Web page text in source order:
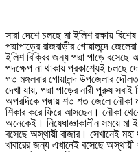
সারা দেশে চলছে মা ইলিশ রক্ষায়
পদ্মাপাড়ের রাজবাড়ীর গোয়ালন্দে
ইলিশ বিক্রির জন্য পদ্মা পাড়ে
পদক্ষেপ না থাকায় প্রকাশ্যেই চলছে
গত মঙ্গলবার গোয়ালন্দ উপজেলার
দেখা যায়, পদ্মা পাড়ের নারী পুরুষ
অপরদিকে পদ্মায় শত শত জেলে নৌকা
শিকার করে ফিরে আসছেন। নৌকা
অনেকেই। নিষেধাজ্ঞাকালীন সময়ে মা
বসেছে অস্থায়ী বাজার। সেখানেই
খাবারের জন্য এখানেই বসেছে